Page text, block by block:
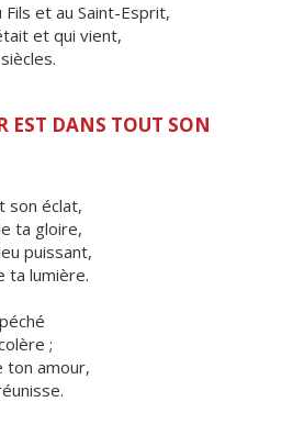
et au Saint-Esprit,
et qui vient,
EST DANS TOUT SON
son éclat,
ta gloire,
puissant,
ta lumière.
;
ton amour,